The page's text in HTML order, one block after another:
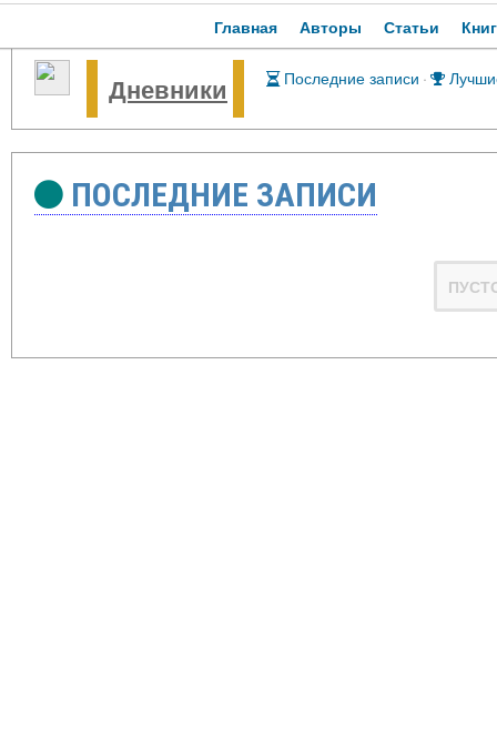
Главная Авторы Статьи
Дневники Последние записи ·
ПОСЛЕДНИЕ ЗАПИСИ